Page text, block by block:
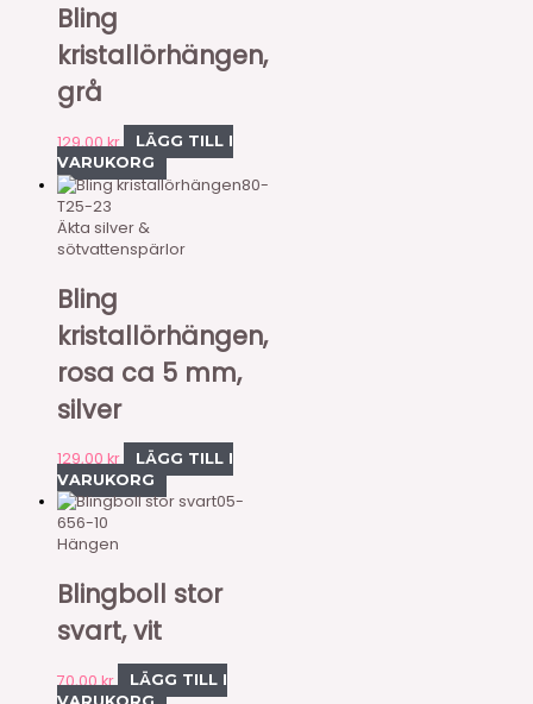
Bling
kristallörhängen,
grå
129,00kr
LÄGG TILL I
VARUKORG
80-
T25-23
Äkta silver &
sötvattenspärlor
Bling
kristallörhängen,
rosa ca 5 mm,
silver
129,00 kr
LÄGG TILL I
VARUKORG
05-
656-10
Hängen
Blingboll stor
svart, vit
70,00kr
LÄGG TILL I